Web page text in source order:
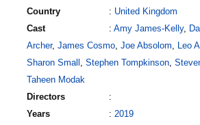
Country
: United Kingdom
Cast
: Amy James-Kelly,
Archer, James Cosmo, Joe Absolom, Leo
Sharon Small , Stephen Tompkinson,
Taheen Modak
Directors
:
Years
: 2019